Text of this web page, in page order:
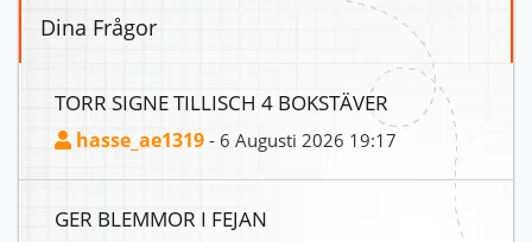
Dina Frågor
TORR SIGNE TILLISCH 4 BOKSTÄVER
hasse_ae1319 - 6 Augusti 2026 19:17
GER BLEMMOR I FEJAN